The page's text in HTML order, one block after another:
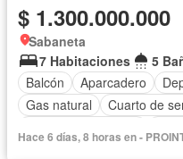
$ 1.300.000.000
Sabaneta
7 Habitaciones
5
Balcón
Aparcadero
Gas natural
Cuarto de
Hace 6 días, 8 horas en -